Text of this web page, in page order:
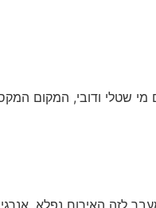
מי שטלי ודובי, המקום
לזה האירוח נפלא,